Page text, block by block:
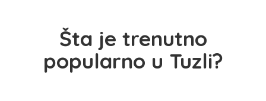
Šta je trenutno
popularno u Tuzli?